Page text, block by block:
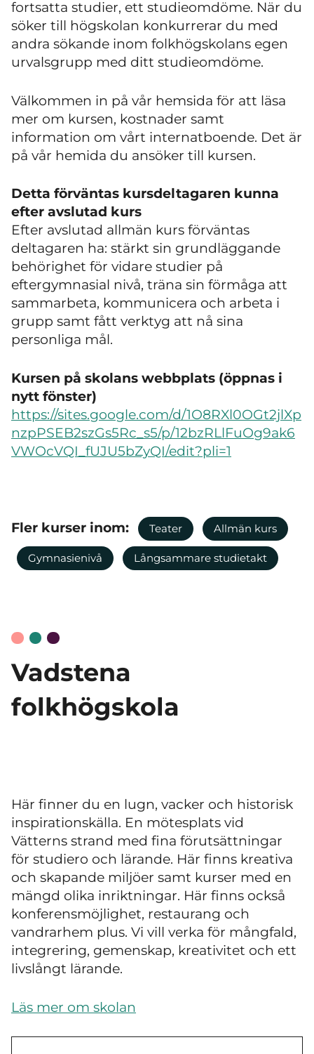
fortsatta studier, ett studieomdöme. När du
söker till högskolan konkurrerar du med
andra sökande inom folkhögskolans egen
urvalsgrupp med ditt studieomdöme.
Välkommen in på vår hemsida för att läsa
mer om kursen, kostnader samt
information om vårt internatboende. Det är
på vår hemida du ansöker till kursen.
Detta förväntas kursdeltagaren kunna
efter avslutad kurs
Efter avslutad allmän kurs förväntas
deltagaren ha: stärkt sin grundläggande
behörighet för vidare studier på
eftergymnasial nivå, träna sin förmåga att
sammarbeta, kommunicera och arbeta i
grupp samt fått verktyg att nå sina
personliga mål.
Kursen på skolans webbplats (öppnas i
nytt fönster)
https://sites.google.com/d/1O8RXl0OGt2jlXp
nzpPSEB2szGs5Rc_s5/p/12bzRLlFuOg9ak6
VWOcVQI_fUJU5bZyQI/edit?pli=1
Fler kurser inom: Teater Allmän kurs
Gymnasienivå Långsammare studietakt
Vadstena
folkhögskola
Här finner du en lugn, vacker och historisk
inspirationskälla. En mötesplats vid
Vätterns strand med fina förutsättningar
för studiero och lärande. Här finns kreativa
och skapande miljöer samt kurser med en
mängd olika inriktningar. Här finns också
konferensmöjlighet, restaurang och
vandrarhem plus. Vi vill verka för mångfald,
integrering, gemenskap, kreativitet och ett
livslångt lärande.
Läs mer om skolan